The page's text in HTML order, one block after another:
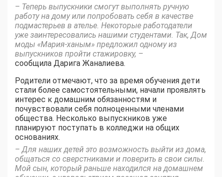
– Теперь выпускники смогут выполнять ручную
работу на дому или попробовать себя в качестве
подмастерьев в ателье. Некоторые работодатели
уже заинтересовались нашими студентами. Так, Дом
моды «Мария-ханым» предложил одному из
выпускников пройти стажировку, –
сообщила Дарига Жаналиева.
Родители отмечают, что за время обучения дети
стали более самостоятельными, начали проявлять
интерес к домашним обязанностям и
почувствовали себя полноценными членами
общества. Несколько выпускников уже
планируют поступать в колледжи на общих
основаниях.
– Для наших детей это возможность выйти из дома,
общаться со сверстниками и поверить в свои силы.
Мой сын, который раньше находился на домашнем